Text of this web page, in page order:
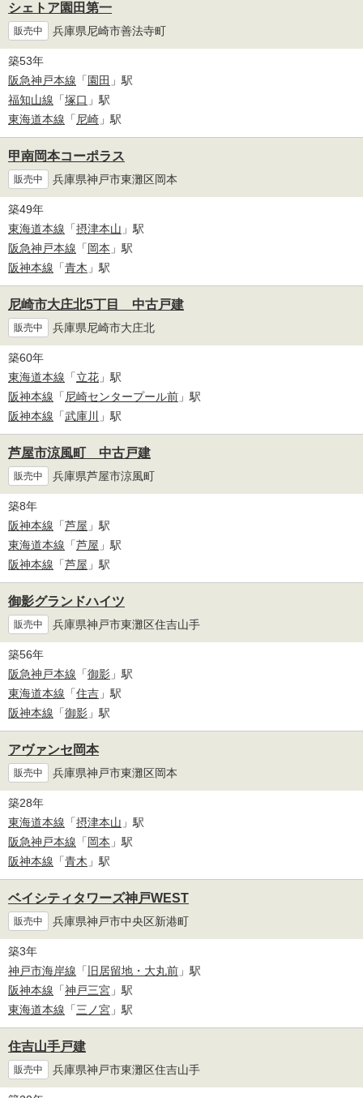
シェトア園田第一
販売中 兵庫県尼崎市善法寺町
築53年
阪急神戸本線 「 園田 」駅
福知山線 「塚口 」駅
東海道本線 「 尼崎 」駅
甲南岡本コーポラス
販売中 兵庫県神戸市東灘区岡本
築49年
東海道本線 「摂津本山 」駅
阪急神戸本線 「 岡本 」駅
阪神本線 「青木 」駅
尼崎市大庄北5丁目 中古戸建
販売中 兵庫県尼崎市大庄北
築60年
東海道本線 「立花 」駅
阪神本線 「 尼崎センタープール前 」駅
阪神本線 「武庫川 」駅
芦屋市涼風町 中古戸建
販売中 兵庫県芦屋市涼風町
築8年
阪神本線 「芦屋 」駅
東海道本線 「芦屋 」駅
阪神本線 「芦屋 」駅
御影グランドハイツ
販売中 兵庫県神戸市東灘区住吉山手
築56年
阪急神戸本線 「御影 」駅
東海道本線 「住吉 」駅
阪神本線 「御影 」駅
アヴァンセ岡本
販売中 兵庫県神戸市東灘区岡本
築28年
東海道本線 「摂津本山 」駅
阪急神戸本線 「 岡本 」駅
阪神本線 「青木 」駅
ベイシティタワーズ神戸WEST
販売中 兵庫県神戸市中央区新港町
築3年
神戸市海岸線 「 旧居留地・大丸前 」駅
阪神本線 「神戸三宮 」駅
東海道本線 「三ノ宮 」駅
住吉山手戸建
販売中 兵庫県神戸市東灘区住吉山手